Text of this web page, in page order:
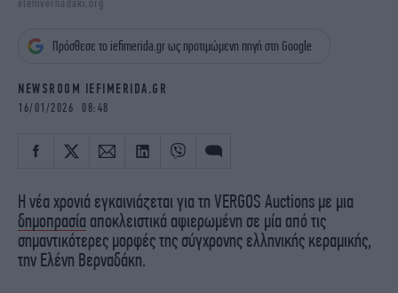
iBOOKS
OSCARS
NEWSLETTER
elenivernadaki.org
Πρόσθεσε το iefimerida.gr ως προτιμώμενη πηγή στη Google
NEWSROOM IEFIMERIDA.GR
16/01/2026 08:48
Η νέα χρονιά εγκαινιάζεται για τη VERGOS Auctions με μια
δημοπρασία αποκλειστικά αφιερωμένη σε μία από τις
σημαντικότερες μορφές της σύγχρονης ελληνικής κεραμικής,
την Ελένη Βερναδάκη.